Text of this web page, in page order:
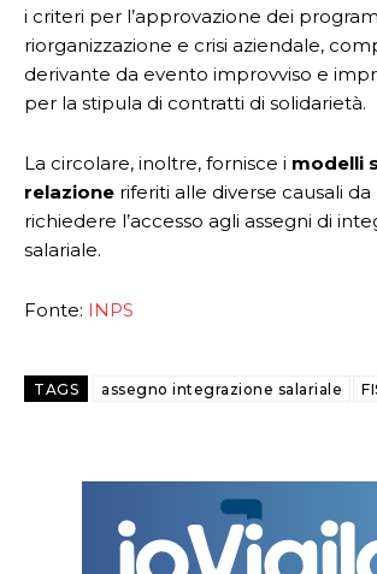
i criteri per l’approvazione dei
riorganizzazione e crisi aziendale,
derivante da evento improvviso e
per la stipula di contratti di solidarietà.
La circolare, inoltre, fornisce i modelli
relazione riferiti alle diverse causali
richiedere l’accesso agli assegni di
salariale.
Fonte: INPS
TAGS assegno integrazione salariale